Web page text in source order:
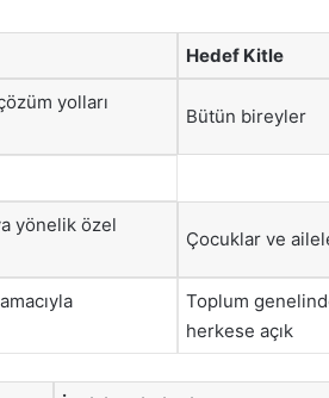
Hedef Kitle
yolları
Bütün bireyler
yönelik özel
Çocuklar ve
Toplum
herkese açık